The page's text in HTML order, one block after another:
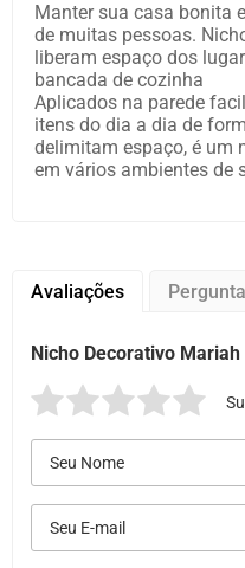
Manter sua casa bonita
de muitas pessoas.
liberam espaço dos
bancada de cozinha
Aplicados na parede
itens do dia a dia de
delimitam espaço, é um
em vários ambientes de
Avaliações
Nicho Decorativo